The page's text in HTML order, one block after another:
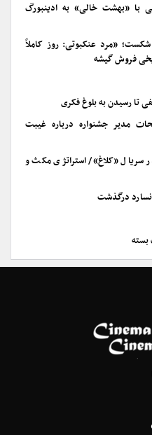
با «بهشت خالی» به ادینبورگ
شکست؛ «مرد عنکبوتی: روز کاملاً
فروش گیشه
تا رسیدن به بلوغ فکری
ونیز ۲۰۲۶؛ توضیحات مدیر جشنواره درباره غیبت
سریال «کلاغ»/ استراتژی مکث و
درگذشت
بسته